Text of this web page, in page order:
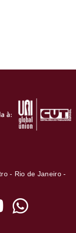
- Rio de Janeiro -